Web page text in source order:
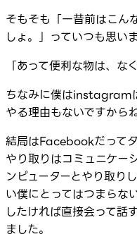
そもそも「一昔前はこん
しょ。」っていつも思い
「あって便利な物は、な
ちなみに僕はinstagram
やる理由もないですか
結局はFacebookだって
やり取りはコミュニケー
ンピューターとやり取り
い僕にとってはつまらな
したければ直接会って話
ました。